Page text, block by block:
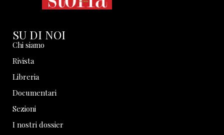
SU DI NOI
Chi siamo
Rivista
Libreria
Documentari
Sezioni
I nostri dossier